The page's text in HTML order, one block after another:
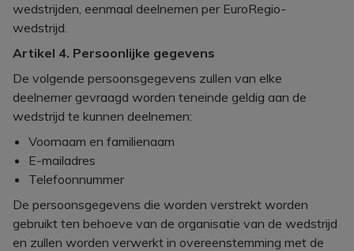
wedstrijden, eenmaal deelnemen per EuroRegio-
wedstrijd.
Artikel 4. Persoonlijke gegevens
De volgende persoonsgegevens zullen van elke
deelnemer gevraagd worden teneinde geldig aan de
wedstrijd te kunnen deelnemen:
Voornaam en familienaam
E-mailadres
Telefoonnummer
De persoonsgegevens die worden verstrekt worden
gebruikt ten behoeve van de organisatie van de wedstrijd
en zullen worden verwerkt in overeenstemming met de